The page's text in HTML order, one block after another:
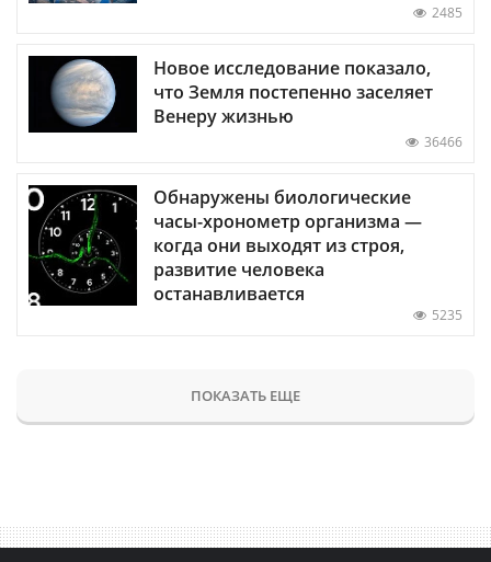
2485
Новое исследование показало,
что Земля постепенно заселяет
Венеру жизнью
36466
Обнаружены биологические
часы-хронометр организма —
когда они выходят из строя,
развитие человека
останавливается
5235
ПОКАЗАТЬ ЕЩЕ